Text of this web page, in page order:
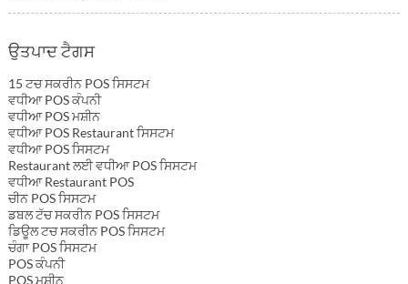
ਉਤਪਾਦ ਟੈਗਸ
15 ਟਚ ਸਕਰੀਨ POS ਸਿਸਟਮ
ਵਧੀਆ POS ਕੰਪਨੀ
ਵਧੀਆ POS ਮਸ਼ੀਨ
ਵਧੀਆ POS Restaurant ਸਿਸਟਮ
ਵਧੀਆ POS ਸਿਸਟਮ
Restaurant ਲਈ ਵਧੀਆ POS ਸਿਸਟਮ
ਵਧੀਆ Restaurant POS
ਚੀਨ POS ਸਿਸਟਮ
ਡਬਲ ਟੱਚ ਸਕਰੀਨ POS ਸਿਸਟਮ
ਡਿਊਲ ਟਚ ਸਕਰੀਨ POS ਸਿਸਟਮ
ਚੰਗਾ POS ਸਿਸਟਮ
POS ਕੰਪਨੀ
POS ਮਸ਼ੀਨ